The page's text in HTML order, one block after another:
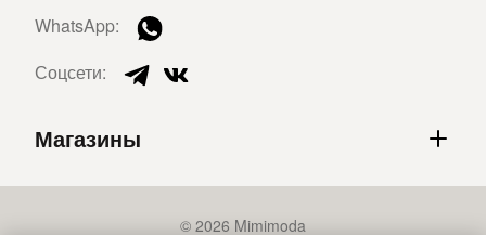
WhatsApp:
Соцсети:
Магазины
© 2026 Mimimoda